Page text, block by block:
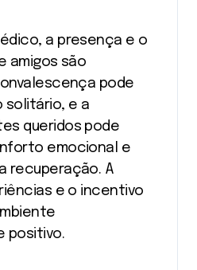
a presença e o
amigos são
pode
solitário, e a
queridos pode
emocional e
recuperação. A
e o incentivo
positivo.